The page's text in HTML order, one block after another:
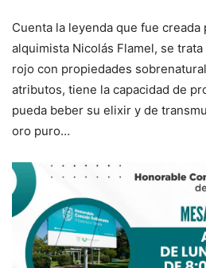
Cuenta la leyenda que fue
alquimista Nicolás Flamel, se
rojo con propiedades
atributos, tiene la capacidad de
pueda beber su elixir y de
oro puro…